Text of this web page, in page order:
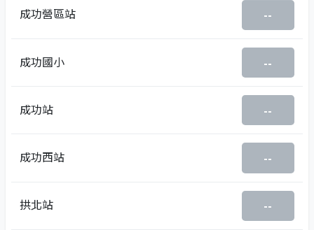
成功營區站 --
成功國小 --
成功站 --
成功西站 --
拱北站 --